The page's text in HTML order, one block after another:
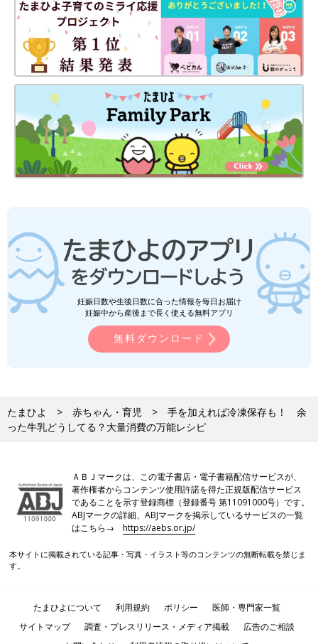
妊娠日数や生後日数に合った情報を毎日お届け
妊娠中から産後まで長く使える無料アプリ
無料ダウンロード
たまひよ 赤ちゃん・育児
手を加えれば冷凍保存も！ 余
った牛乳どうしてる？大量消費の万能レシピ
ＡＢＪマークは、この電子書店・電子書籍配信サービスが、
著作権者からコンテンツ使用許諾を得た正規版配信サービス
であることを示す登録商標（登録番号 第11091000号）です。
ABJマークの詳細、ABJマークを掲示しているサービスの一覧
はこちら→https://aebs.or.jp/
本サイトに掲載されている記事・写真・イラスト等のコンテンツの無断転載を禁じま
す。
たまひよについて 利用規約 ポリシー
医師・専門家一覧
サイトマップ
調査・プレスリリース・メディア掲載
広告のご相談